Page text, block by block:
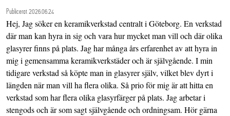
Publicerat 2026.06.24
Hej, Jag söker en keramikverkstad centralt i Göteborg. En verkstad
där man kan hyra in sig och vara hur mycket man vill och där olika
glasyrer finns på plats. Jag har många års erfarenhet av att hyra in
mig i gemensamma keramikverkstäder och är självgående. I min
tidigare verkstad så köpte man in glasyrer själv, vilket blev dyrt i
längden när man vill ha flera olika. Så prio för mig är att hitta en
verkstad som har flera olika glasyrfärger på plats. Jag arbetar i
stengods och är som sagt självgående och ordningsam. Hör gärna